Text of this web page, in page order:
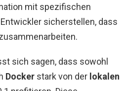
mit spezifischen
sicherstellen, dass
sich sagen, dass sowohl
Docker stark von der lokalen